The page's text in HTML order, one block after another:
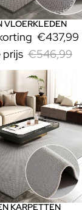
VLOERKLEDEN
€437,99
prijs €546,99
KARPETTEN